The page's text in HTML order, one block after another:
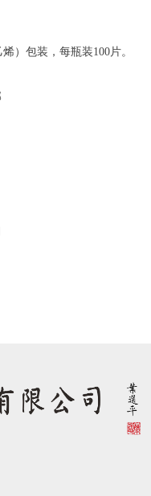
）包装，每瓶装100片。